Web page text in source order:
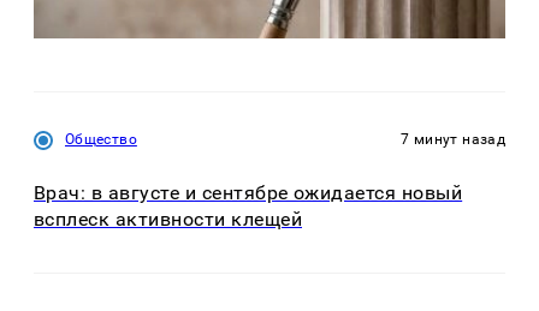
Общество 7 минут назад
Врач: в августе и сентябре ожидается новый
всплеск активности клещей